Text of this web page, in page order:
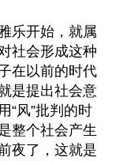
乐开始，就属
社会形成这种
在以前的时代
是提出社会意
“风”批判的时
整个社会产生
夜了，这就是